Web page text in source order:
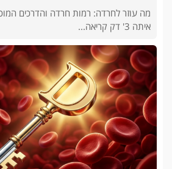
מה עוזר לחרדה: רמות חרדה והדרכים
איתה 3' דק קריאה...